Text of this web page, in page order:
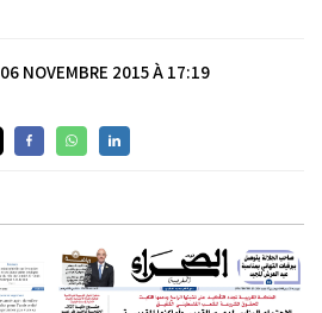
06 NOVEMBRE 2015 À 17:19